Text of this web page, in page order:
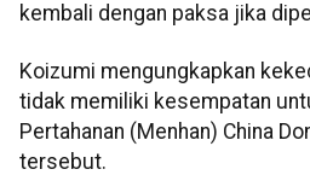
kembali dengan paksa jika
Koizumi mengungkapkan
tidak memiliki kesempatan
Pertahanan (Menhan) China
tersebut.